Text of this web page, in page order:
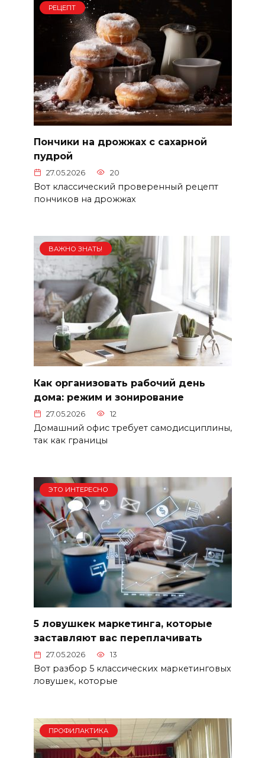
РЕЦЕПТ
Пончики на дрожжах с сахарной
пудрой
27.05.2026 20
Вот классический проверенный рецепт
пончиков на дрожжах
ВАЖНО ЗНАТЬ!
Как организовать рабочий день
дома: режим и зонирование
27.05.2026 12
Домашний офис требует самодисциплины,
так как границы
ЭТО ИНТЕРЕСНО
5 ловушкек маркетинга, которые
заставляют вас переплачивать
27.05.2026 13
Вот разбор 5 классических маркетинговых
ловушек, которые
ПРОФИЛАКТИКА